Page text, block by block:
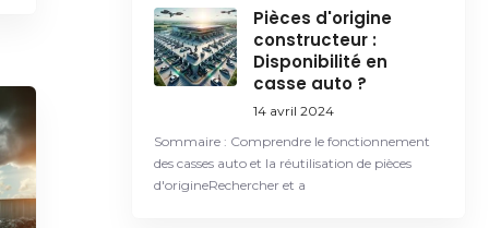
Pièces d'origine
constructeur :
Disponibilité en
casse auto ?
14 avril 2024
Sommaire : Comprendre le fonctionnement
des casses auto et la réutilisation de pièces
d'origineRechercher et a